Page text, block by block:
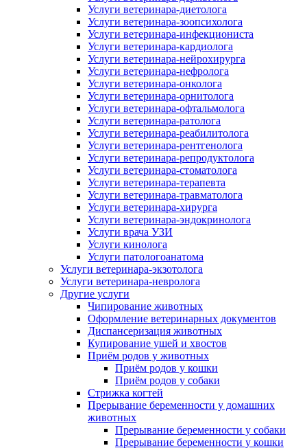
Услуги ветеринара-диетолога
Услуги ветеринара-зоопсихолога
Услуги ветеринара-инфекциониста
Услуги ветеринара-кардиолога
Услуги ветеринара-нейрохирурга
Услуги ветеринара-нефролога
Услуги ветеринара-онколога
Услуги ветеринара-орнитолога
Услуги ветеринара-офтальмолога
Услуги ветеринара-ратолога
Услуги ветеринара-реабилитолога
Услуги ветеринара-рентгенолога
Услуги ветеринара-репродуктолога
Услуги ветеринара-стоматолога
Услуги ветеринара-терапевта
Услуги ветеринара-травматолога
Услуги ветеринара-хирурга
Услуги ветеринара-эндокринолога
Услуги врача УЗИ
Услуги кинолога
Услуги патологоанатома
Услуги ветеринара-экзотолога
Услуги ветеринара-невролога
Другие услуги
Чипирование животных
Оформление ветеринарных документов
Диспансеризация животных
Купирование ушей и хвостов
Приём родов у животных
Приём родов у кошки
Приём родов у собаки
Стрижка когтей
Прерывание беременности у домашних
животных
Прерывание беременности у собаки
Прерывание беременности у кошки